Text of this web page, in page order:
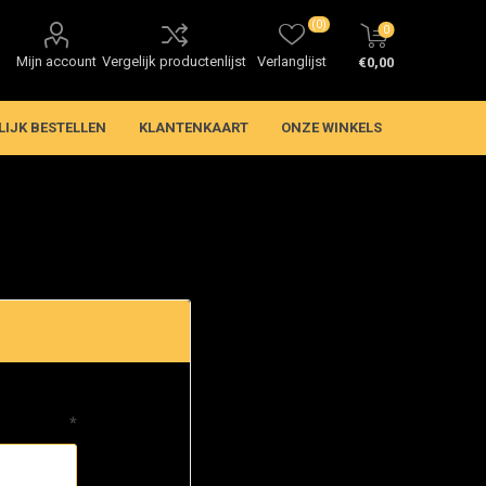
Mijn account Vergelijk productenlijst Verlanglijst
(0) 0
€0,00
BESTELLEN KLANTENKAART ONZE WINKELS
*